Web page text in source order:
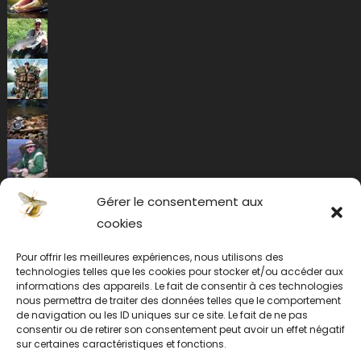
Gérer le consentement aux
cookies
Pour offrir les meilleures expériences, nous utilisons des
technologies telles que les cookies pour stocker et/ou accéder aux
informations des appareils. Le fait de consentir à ces technologies
nous permettra de traiter des données telles que le comportement
de navigation ou les ID uniques sur ce site. Le fait de ne pas
consentir ou de retirer son consentement peut avoir un effet négatif
sur certaines caractéristiques et fonctions.